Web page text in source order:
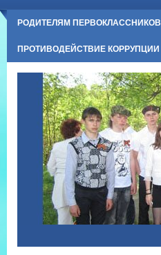
РОДИТЕЛЯМ ПЕРВОКЛАССНИКОВ
ПРОТИВОДЕЙСТВИЕ КОРРУПЦИИ